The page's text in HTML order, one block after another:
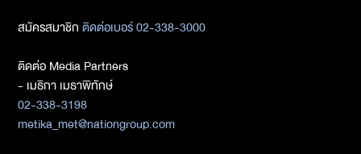
สมัครสมาชิกติดต่อเบอร์ 02-338-3000
ติดต่อ Media Partners
- เมธิกา เมธาพิทักษ์
02-338-3198
metika_met@nationgroup.com